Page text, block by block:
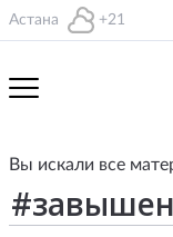
Астана +21
Вы искали все